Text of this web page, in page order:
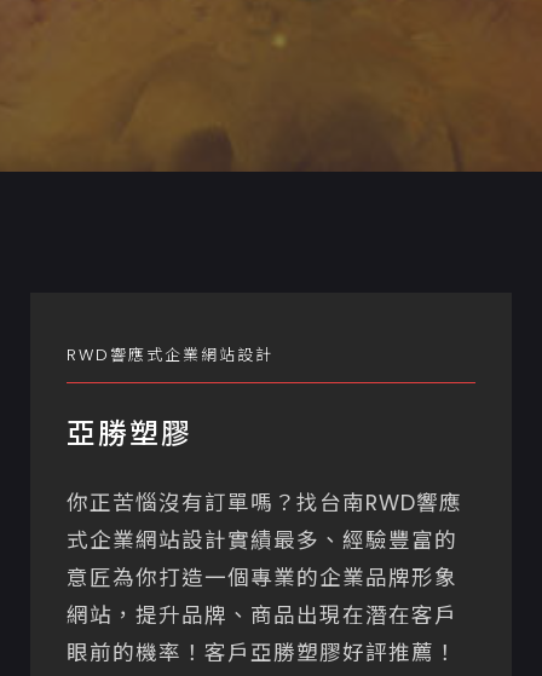
RWD響應式企業網站設計
亞勝塑膠
你正苦惱沒有訂單嗎？找台南RWD響應
式企業網站設計實績最多、經驗豐富的
意匠為你打造一個專業的企業品牌形象
網站，提升品牌、商品出現在潛在客戶
眼前的機率！客戶亞勝塑膠好評推薦！